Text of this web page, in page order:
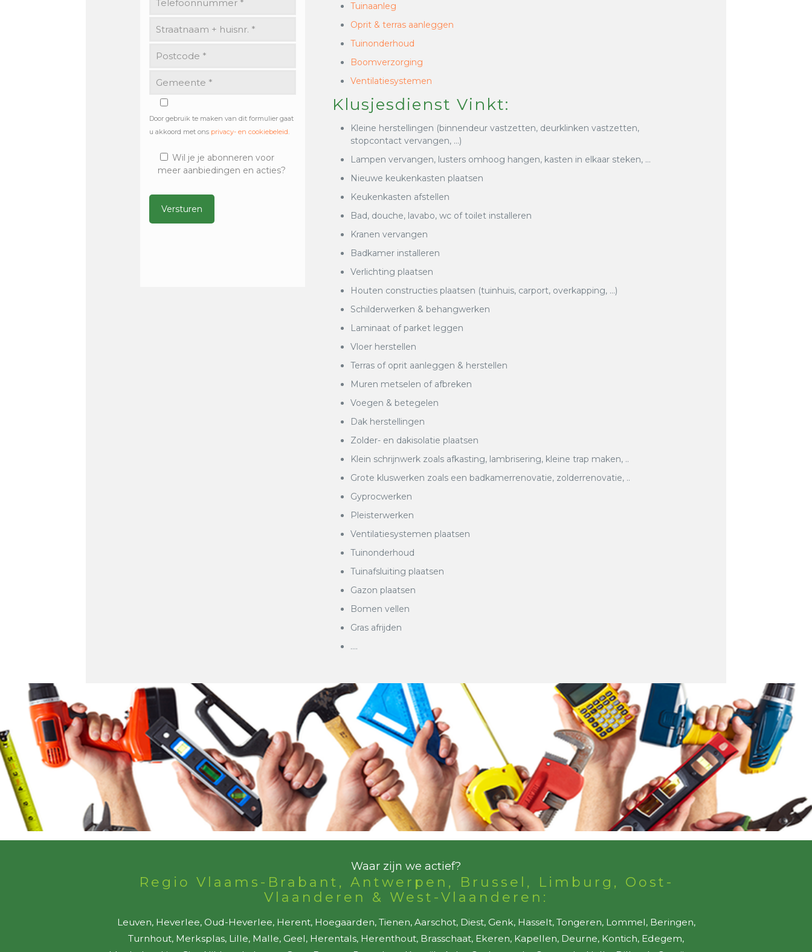
Door gebruik te maken van dit formulier gaat
u akkoord met ons privacy- en cookiebeleid.
Wil je je abonneren voor
meer aanbiedingen en acties?
Tuinaanleg
Oprit & terras aanleggen
Tuinonderhoud
Boomverzorging
Ventilatiesystemen
Klusjesdienst Vinkt:
Kleine herstellingen (binnendeur vastzetten, deurklinken vastzetten,
stopcontact vervangen, …)
Lampen vervangen, lusters omhoog hangen, kasten in elkaar steken, …
Nieuwe keukenkasten plaatsen
Keukenkasten afstellen
Bad, douche, lavabo, wc of toilet installeren
Kranen vervangen
Badkamer installeren
Verlichting plaatsen
Houten constructies plaatsen (tuinhuis, carport, overkapping, …)
Schilderwerken & behangwerken
Laminaat of parket leggen
Vloer herstellen
Terras of oprit aanleggen & herstellen
Muren metselen of afbreken
Voegen & betegelen
Dak herstellingen
Zolder- en dakisolatie plaatsen
Klein schrijnwerk zoals afkasting, lambrisering, kleine trap maken, ..
Grote kluswerken zoals een badkamerrenovatie, zolderrenovatie, ..
Gyprocwerken
Pleisterwerken
Ventilatiesystemen plaatsen
Tuinonderhoud
Tuinafsluiting plaatsen
Gazon plaatsen
Bomen vellen
Gras afrijden
….
Waar zijn we actief?
Regio Vlaams-Brabant, Antwerpen, Brussel, Limburg, Oost-
Vlaanderen & West-Vlaanderen:
Leuven, Heverlee, Oud-Heverlee, Herent, Hoegaarden, Tienen, Aarschot, Diest, Genk, Hasselt, Tongeren, Lommel, Beringen,
Turnhout, Merksplas, Lille, Malle, Geel, Herentals, Herenthout, Brasschaat, Ekeren, Kapellen, Deurne, Kontich, Edegem,